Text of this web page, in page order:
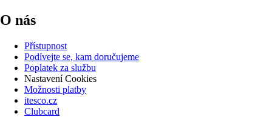
O nás
Přístupnost
Podívejte se, kam doručujeme
Poplatek za službu
Nastavení Cookies
Možnosti platby
itesco.cz
Clubcard